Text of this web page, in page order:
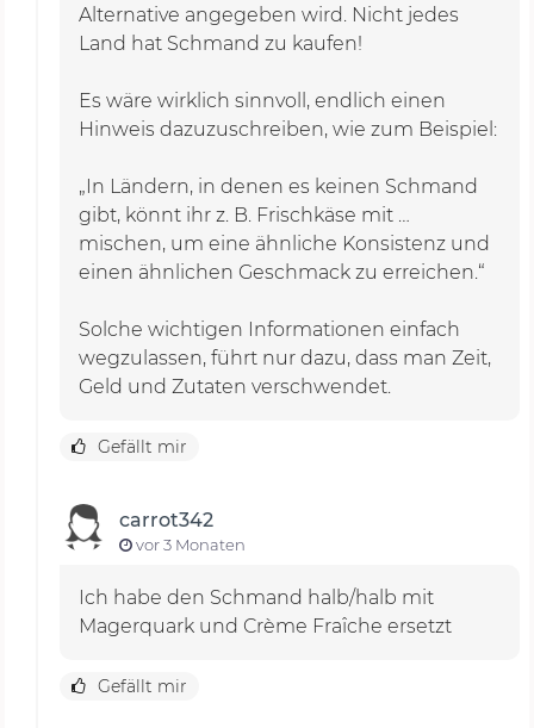
Alternative angegeben wird. Nicht jedes
Land hat Schmand zu kaufen!
Es wäre wirklich sinnvoll, endlich einen
Hinweis dazuzuschreiben, wie zum Beispiel:
„In Ländern, in denen es keinen Schmand
gibt, könnt ihr z. B. Frischkäse mit …
mischen, um eine ähnliche Konsistenz und
einen ähnlichen Geschmack zu erreichen.“
Solche wichtigen Informationen einfach
wegzulassen, führt nur dazu, dass man Zeit,
Geld und Zutaten verschwendet.
Gefällt mir
carrot342
vor 3 Monaten
Ich habe den Schmand halb/halb mit
Magerquark und Crème Fraîche ersetzt
Gefällt mir